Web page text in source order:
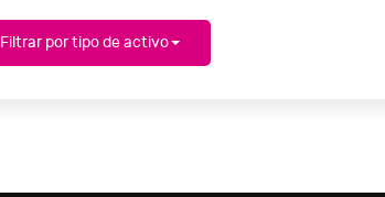
Filtrar por tipo de activo